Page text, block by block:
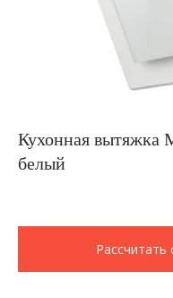
Кухонная вытяжка
белый
Рассчитать